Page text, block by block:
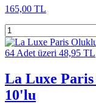
165,00 TL
64 Adet üzeri 48,95 TL
La Luxe
10'lu